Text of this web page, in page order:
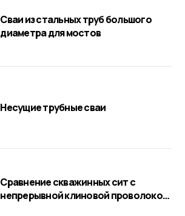
Сваи из стальных труб большого
диаметра для мостов
Несущие трубные сваи
Сравнение скважинных сит с
непрерывной клиновой проволокой.